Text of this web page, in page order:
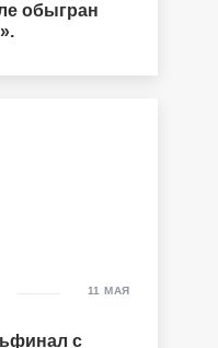
обыгран
с
11 МАЯ